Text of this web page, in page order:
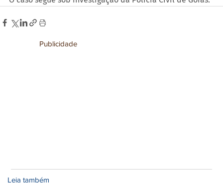
Publicidade
Leia também